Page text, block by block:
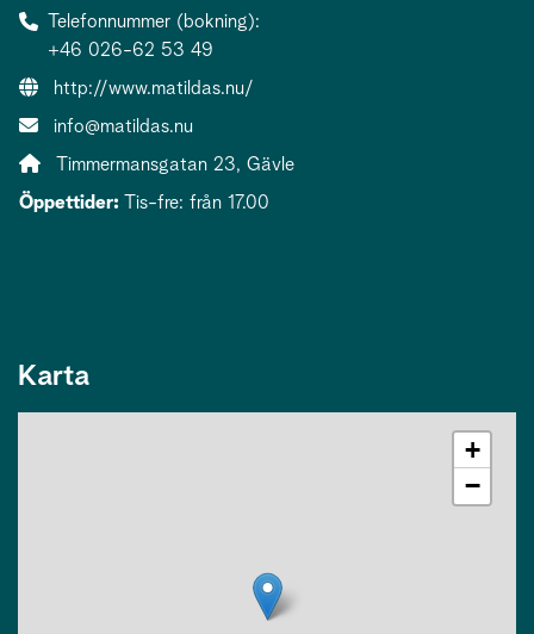
Telefonnummer (bokning)
+46 026-62 53 49
Webbsida:
http://www.matildas.nu/
E-post:
info@matildas.nu
Adress:
Timmermansgatan 23, Gävle
Öppettider: Tis-fre: från 17.00
Karta
+
−